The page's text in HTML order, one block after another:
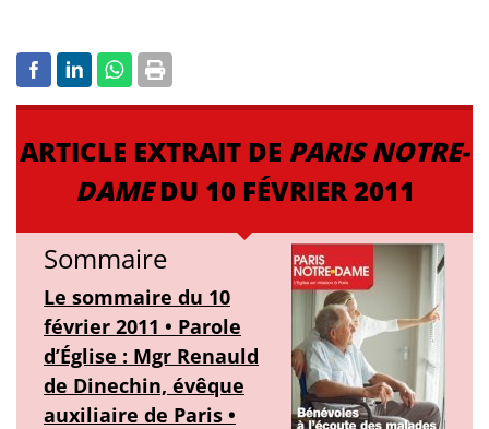
ARTICLE EXTRAIT DE PARIS NOTRE-
DAMEDU 10 FÉVRIER 2011
Sommaire
Le sommaire du 10
février 2011 • Parole
d’Église : Mgr Renauld
de Dinechin, évêque
auxiliaire de Paris •